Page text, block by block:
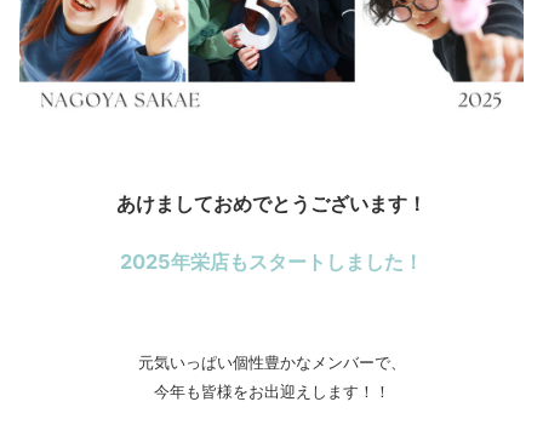
あけましておめでとうございます！
2025年栄店もスタートしました！
元気いっぱい個性豊かなメンバーで、
今年も皆様をお出迎えします！！